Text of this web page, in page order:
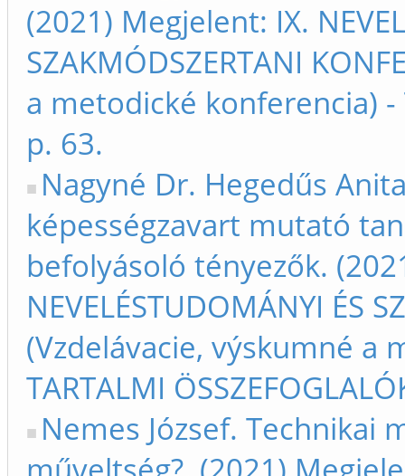
(2021) Megjelent: IX.
SZAKMÓDSZERTANI
a metodické konferencia) -
p. 63.
Nagyné Dr. Hegedűs
képességzavart mutató
befolyásoló tényezők.
NEVELÉSTUDOMÁNYI ÉS
(Vzdelávacie, výskumné a
TARTALMI
Nemes József. Technikai